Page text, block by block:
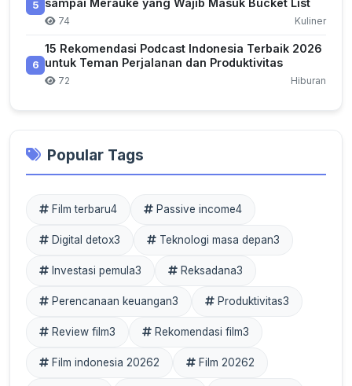
5 sampai Merauke yang Wajib Masuk Bucket List
74 Kuliner
6
15 Rekomendasi Podcast Indonesia Terbaik 2026
untuk Teman Perjalanan dan Produktivitas
72 Hiburan
Popular Tags
Film terbaru4 Passive income4
Digital detox3 Teknologi masa depan3
Investasi pemula3 Reksadana3
Perencanaan keuangan3 Produktivitas3
Review film3 Rekomendasi film3
Film indonesia 20262 Film 20262